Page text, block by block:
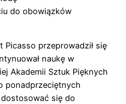
do obowiązków
Picasso przeprowadził się
naukę w
Akademii Sztuk Pięknych
ponadprzeciętnych
się do